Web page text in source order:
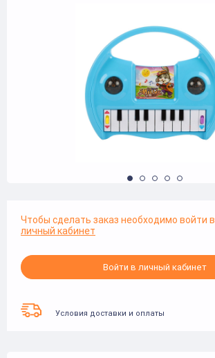
Чтобы сделать заказ необходимо войти в
личный кабинет
Войти в личный кабинет
Условия доставки и оплаты